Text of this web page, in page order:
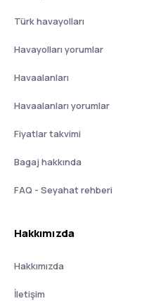
Türk havayolları
Havayolları yorumlar
Havaalanları
Havaalanları yorumlar
Fiyatlar takvimi
Bagaj hakkında
FAQ - Seyahat rehberi
Hakkımızda
Hakkımızda
İletişim